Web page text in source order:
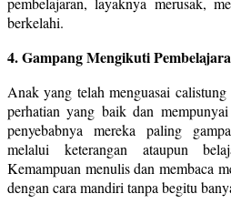
berkelahi.
4. Gampang Mengikuti
Anak yang telah menguasai
perhatian yang baik dan
penyebabnya mereka paling
melalui keterangan ataupun
Kemampuan menulis dan membaca
dengan cara mandiri tanpa begitu